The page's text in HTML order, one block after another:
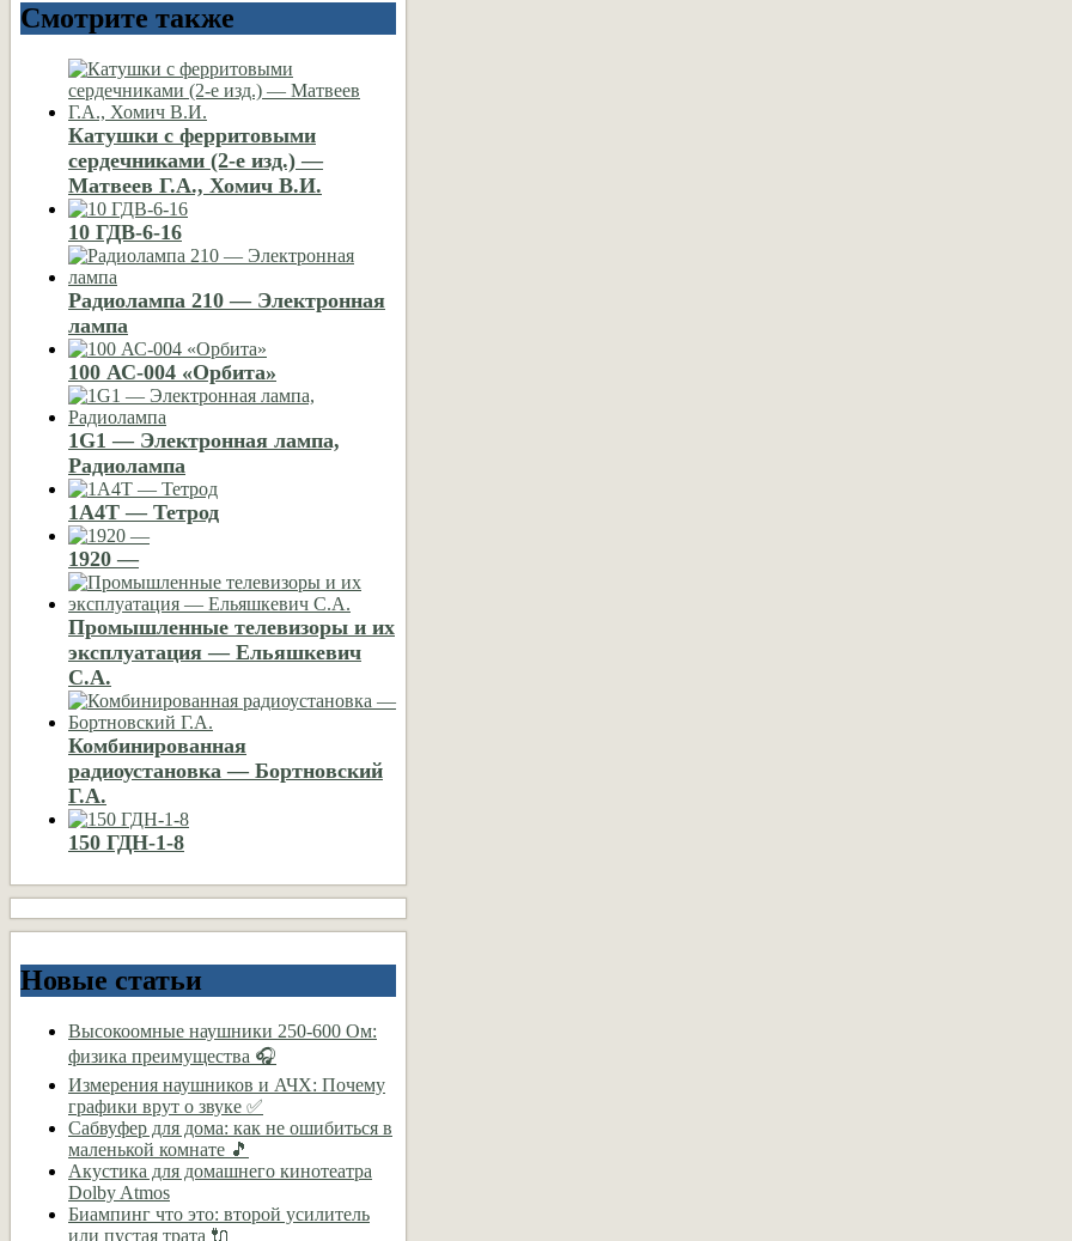
Смотрите также
Катушки с ферритовыми
сердечниками (2-е изд.) —
Матвеев Г.А., Хомич В.И.
10 ГДВ-6-16
Радиолампа 210 — Электронная
лампа
100 АС-004 «Орбита»
1G1 — Электронная лампа,
Радиолампа
1A4T — Тетрод
1920 —
Промышленные телевизоры и их
эксплуатация — Ельяшкевич
С.А.
Комбинированная
радиоустановка — Бортновский
Г.А.
150 ГДН-1-8
Новые статьи
Высокоомные наушники 250-600 Ом:
физика преимущества 🎧
Измерения наушников и АЧХ: Почему
графики врут о звуке ✅
Сабвуфер для дома: как не ошибиться в
маленькой комнате 🎵
Акустика для домашнего кинотеатра
Dolby Atmos
Биампинг что это: второй усилитель
или пустая трата 🔌